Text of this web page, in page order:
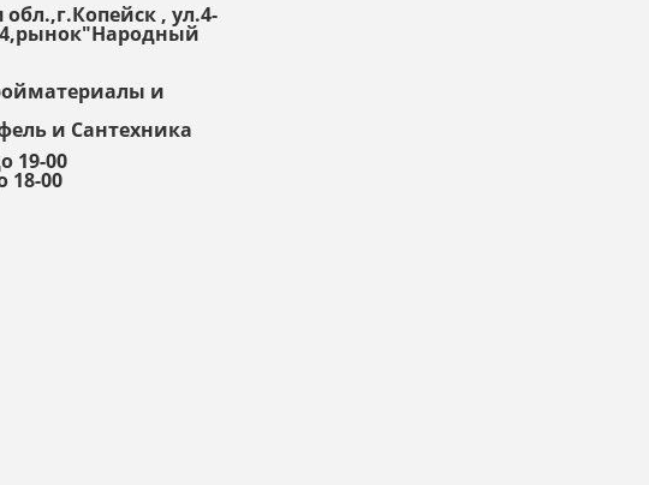
, ул.4-
и
и Сантехника
19-00
18-00